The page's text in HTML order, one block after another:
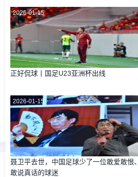
2026-01-15
正好侃球丨国足U23亚洲杯出线
2026-01-15
聂卫平去世，中国足球少了一位敢爱敢恨、
敢说真话的球迷